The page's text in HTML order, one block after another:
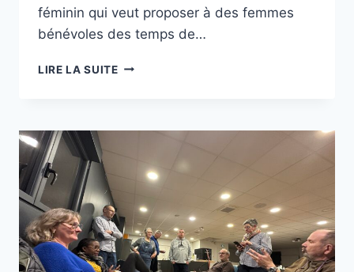
féminin qui veut proposer à des femmes
bénévoles des temps de…
LIRE LA SUITELES
UN
100%
FÉMININ,
DES
BÉNÉVOLES
IMPLIQUÉES
DANS